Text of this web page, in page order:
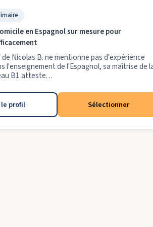
en Espagnol sur mesure pour
de Nicolas B. ne mentionne pas d'expérience
l'enseignement de l'Espagnol, sa maîtrise de
B1 atteste. ..
profil Sélectionner